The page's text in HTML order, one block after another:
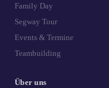
Family Day
Segway Tour
Events & Termine
Teambuilding
Über uns